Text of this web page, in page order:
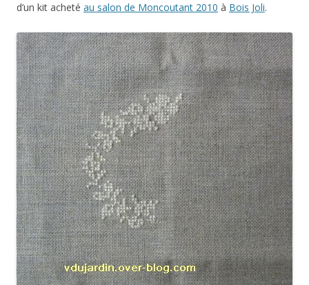
d’un kit acheté au salon de Moncoutant 2010 à Bois Joli.